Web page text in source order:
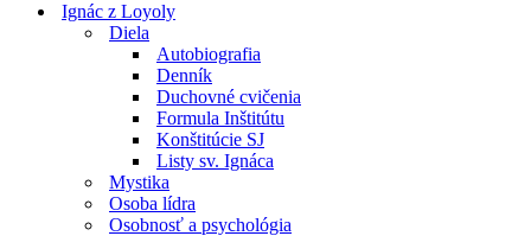
Ignác z Loyoly
Diela
Autobiografia
Denník
Duchovné cvičenia
Formula Inštitútu
Konštitúcie SJ
Listy sv. Ignáca
Mystika
Osoba lídra
Osobnosť a psychológia